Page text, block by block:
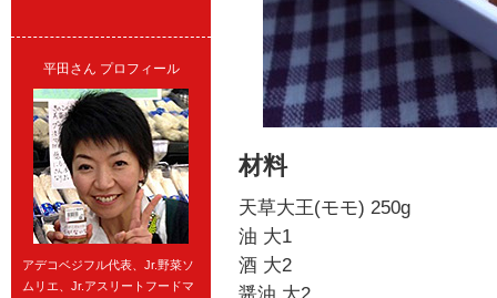
材料
天草大王(モモ) 250g
油 大1
酒 大2
平田さん プロフィール
アデコベジフル代表、Jr.野菜ソ
ムリエ、Jr.アスリートフードマ